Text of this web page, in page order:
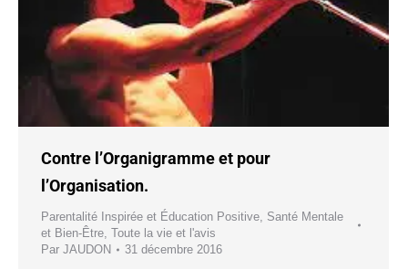
Contre l’Organigramme et pour
l’Organisation.
Parentalité Inspirée et Éducation Positive Santé Mentale
et Bien-Être Toute la vie et l'avis
Par JAUDON 31 décembre 2016